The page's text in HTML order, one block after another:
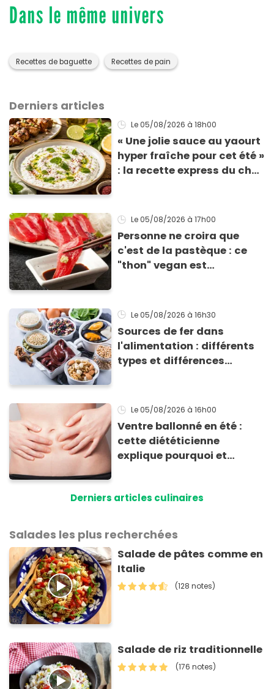
Dans le même univers
Recettes de baguette Recettes de pain
Derniers articles
Le 05/08/2026 à 18h00
« Une jolie sauce au yaourt
hyper fraîche pour cet été »
: la recette express du chef
grillades
Le 05/08/2026 à 17h00
Personne ne croira que
c'est de la pastèque : ce
"thon" vegan est
Le 05/08/2026 à 16h30
Sources de fer dans
l'alimentation : différents
types et différences
Le 05/08/2026 à 16h00
Ventre ballonné en été :
cette diététicienne
explique pourquoi et
Derniers articles culinaires
Salades les plus recherchées
Salade de pâtes comme en
Italie
(128 notes)
Salade de riz traditionnelle
(176 notes)